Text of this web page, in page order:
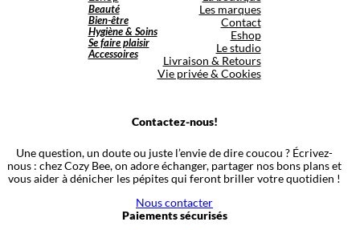
Beauté
Bien-être
Hygiène & Soins
Se faire plaisir
Accessoires
Les marques
Contact
Eshop
Le studio
Livraison & Retours
Vie privée & Cookies
Contactez-nous!
Une question, un doute ou juste l’envie de dire coucou ? Écrivez-
nous : chez Cozy Bee, on adore échanger, partager nos bons plans et
vous aider à dénicher les pépites qui feront briller votre quotidien !
Nous contacter
Paiements sécurisés